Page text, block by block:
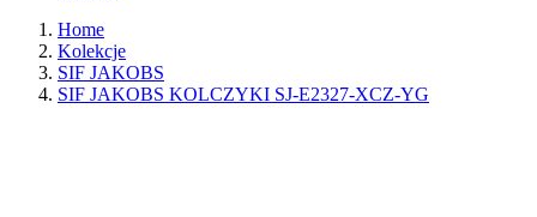
Home
Kolekcje
SIF JAKOBS
SIF JAKOBS KOLCZYKI SJ-E2327-XCZ-YG